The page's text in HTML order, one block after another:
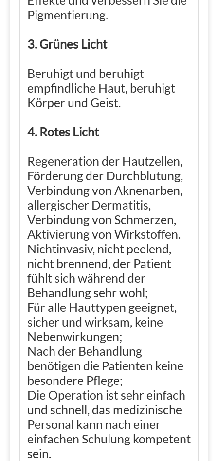
Pigmentierung.
3. Grünes Licht
Beruhigt und beruhigt
empfindliche Haut, beruhigt
Körper und Geist.
4. Rotes Licht
Regeneration der Hautzellen,
Förderung der Durchblutung,
Verbindung von Aknenarben,
allergischer Dermatitis,
Verbindung von Schmerzen,
Aktivierung von Wirkstoffen.
Nichtinvasiv, nicht peelend,
nicht brennend, der Patient
fühlt sich während der
Behandlung sehr wohl;
Für alle Hauttypen geeignet,
sicher und wirksam, keine
Nebenwirkungen;
Nach der Behandlung
benötigen die Patienten keine
besondere Pflege;
Die Operation ist sehr einfach
und schnell, das medizinische
Personal kann nach einer
einfachen Schulung kompetent
sein.